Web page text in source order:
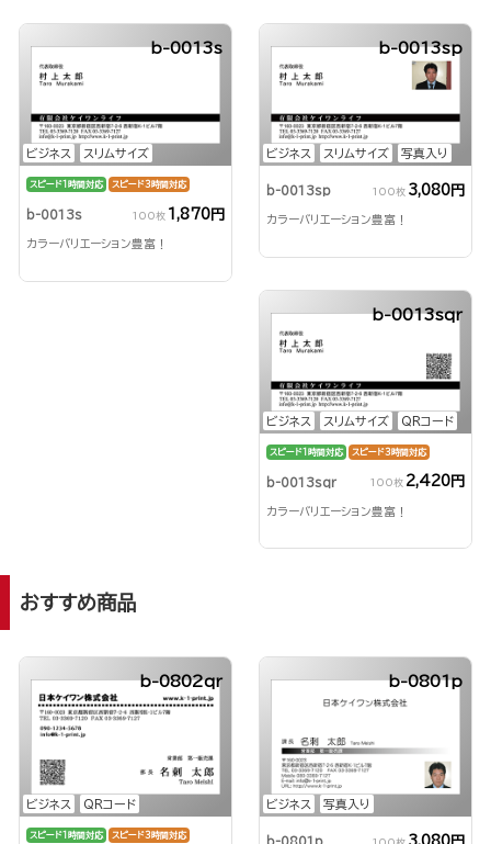
ビジネス スリムサイズ
b-0013s
スピード1時間対応 スピード3時間対応
b-0013s 100枚 1,870円
カラーバリエーション豊富！
ビジネス スリムサイズ 写真入り
b-0013sp
b-0013sp 100枚 3,080円
カラーバリエーション豊富！
ビジネス スリムサイズ QRコード
b-0013sqr
スピード1時間対応 スピード3時間対応
b-0013sqr 100枚 2,420円
カラーバリエーション豊富！
おすすめ商品
ビジネス QRコード
b-0802qr
スピード1時間対応 スピード3時間対応
ビジネス 写真入り
b-0801p
b-0801p 100枚 3,080円